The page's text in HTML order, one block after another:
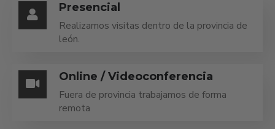
Presencial
Realizamos visitas dentro de la provincia de
león.
Online / Videoconferencia
Fuera de provincia trabajamos de forma
remota